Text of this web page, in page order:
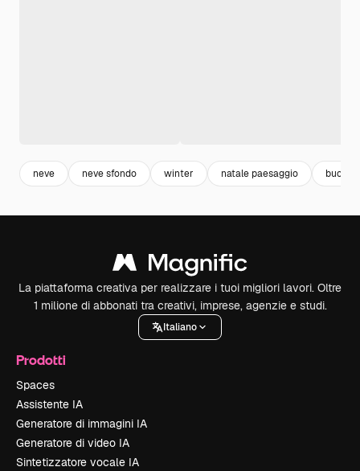
neve neve sfondo winter natale paesaggio buon
La piattaforma creativa per realizzare i tuoi migliori lavori. Oltre
1 milione di abbonati tra creativi, imprese, agenzie e studi.
Italiano
Prodotti
Spaces
Assistente IA
Generatore di immagini IA
Generatore di video IA
Sintetizzatore vocale IA